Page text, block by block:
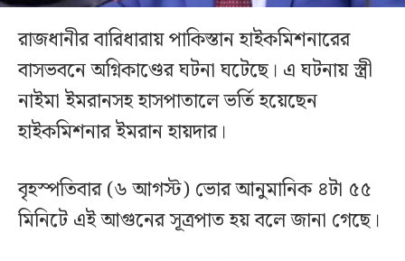
রাজধানীর বারিধারায় পাকিস্তান হাইকমিশনারের
বাসভবনে অগ্নিকাণ্ডের ঘটনা ঘটেছে। এ ঘটনায় স্ত্রী
নাইমা ইমরানসহ হাসপাতালে ভর্তি হয়েছেন
হাইকমিশনার ইমরান হায়দার।
বৃহস্পতিবার (৬ আগস্ট) ভোর আনুমানিক ৪টা ৫৫
মিনিটে এই আগুনের সূত্রপাত হয় বলে জানা গেছে।